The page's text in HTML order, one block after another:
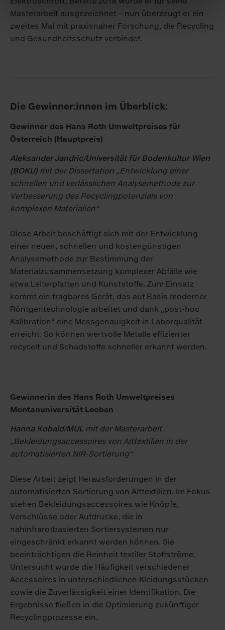
Masterarbeit ausgezeichnet – nun überzeugt er ein
zweites Mal mit praxisnaher Forschung, die Recycling
und Gesundheitsschutz verbindet.
Die Gewinner:innen im Überblick:
Gewinner des Hans Roth Umweltpreises für
Österreich (Hauptpreis)
Aleksander Jandric/Universität für Bodenkultur Wien
(BOKU) mit der Dissertation „Entwicklung einer
schnellen und verlässlichen Analysemethode zur
Verbesserung des Recyclingpotenzials von
komplexen Materialien“
Diese Arbeit beschäftigt sich mit der Entwicklung
einer neuen, schnellen und kostengünstigen
Analysemethode zur Bestimmung der
Materialzusammensetzung komplexer Abfälle wie
etwa Leiterplatten und Kunststoffe. Zum Einsatz
kommt ein tragbares Gerät, das auf Basis moderner
Röntgentechnologie arbeitet und dank „post-hoc
Kalibration“ eine Messgenauigkeit in Laborqualität
erreicht. So können wertvolle Metalle effizienter
recycelt und Schadstoffe schneller erkannt werden.
Gewinnerin des Hans Roth Umweltpreises
Montanuniversität Leoben
Hanna Kobald/MUL mit der Masterarbeit
„Bekleidungsaccessoires von Alttextilien in der
automatisierten NIR-Sortierung“
Diese Arbeit zeigt Herausforderungen in der
automatisierten Sortierung von Alttextilien. Im Fokus
stehen Bekleidungsaccessoires wie Knöpfe,
Verschlüsse oder Aufdrucke, die in
nahinfrarotbasierten Sortiersystemen nur
eingeschränkt erkannt werden können. Sie
beeinträchtigen die Reinheit textiler Stoffströme.
Untersucht wurde die Häufigkeit verschiedener
Accessoires in unterschiedlichen Kleidungsstücken
sowie die Zuverlässigkeit einer Identifikation. Die
Ergebnisse fließen in die Optimierung zukünftiger
Recyclingprozesse ein.